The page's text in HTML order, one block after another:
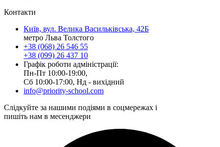
Контакти
Київ, вул. Велика Васильківська, 42Б
метро Льва Толстого
+38 (068) 26 546 55
+38 (099) 26 437 10
Графік роботи адміністрації:
Пн-Пт 10:00-19:00,
Сб 10:00-17:00, Нд - вихідний
info@priority-school.com
Слідкуйте за нашими подіями в соцмережах і
пишіть нам в месенджери